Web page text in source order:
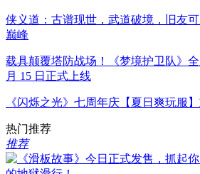
侠义道：古谱现世，武道破境，旧友
巅峰
载具颠覆塔防战场！《梦境护卫队》
月 15 日正式上线
《闪烁之光》七周年庆【夏日爽玩服】
热门推荐
推荐